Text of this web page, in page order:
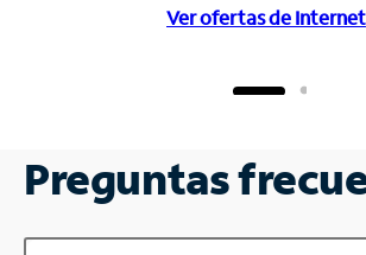
Ver ofertas de Internet
Preguntas